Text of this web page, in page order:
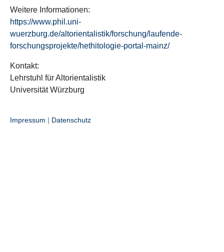
Weitere Informationen:
https://www.phil.uni-
wuerzburg.de/altorientalistik/forschung/laufende-
forschungsprojekte/hethitologie-portal-mainz/
Kontakt:
Lehrstuhl für Altorientalistik
Universität Würzburg
Impressum | Datenschutz